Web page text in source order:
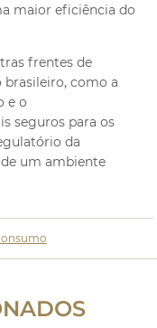
maior eficiência do
frentes de
como a
e o
seguros para os
da
um ambiente